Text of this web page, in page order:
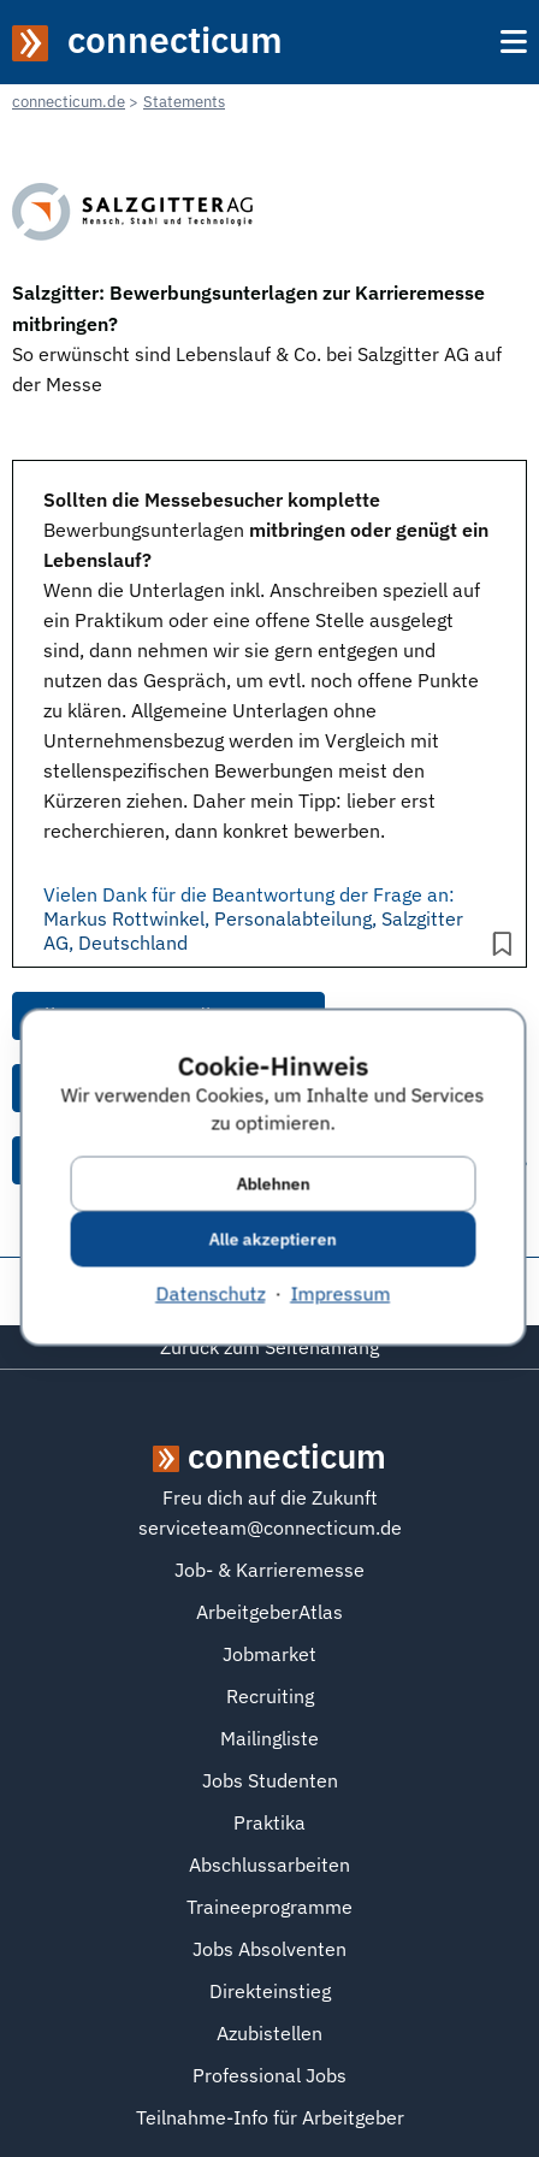
Cookie-Hinweis
Wir verwenden Cookies, um Inhalte und Services
zu optimieren.
Ablehnen
Alle akzeptieren
Datenschutz· Impressum
connecticum
connecticum.de Statements
Salzgitter: Bewerbungsunterlagen zur Karrieremesse
mitbringen?
So erwünscht sind Lebenslauf & Co. bei Salzgitter AG auf
der Messe
Sollten die Messebesucher komplette
Bewerbungsunterlagen mitbringen oder genügt ein
Lebenslauf?
Wenn die Unterlagen inkl. Anschreiben speziell auf
ein Praktikum oder eine offene Stelle ausgelegt
sind, dann nehmen wir sie gern entgegen und
nutzen das Gespräch, um evtl. noch offene Punkte
zu klären. Allgemeine Unterlagen ohne
Unternehmensbezug werden im Vergleich mit
stellenspezifischen Bewerbungen meist den
Kürzeren ziehen. Daher mein Tipp: lieber erst
recherchieren, dann konkret bewerben.
Vielen Dank für die Beantwortung der Frage an:
Markus Rottwinkel, Personalabteilung, Salzgitter
AG, Deutschland
Alle Anworten zu dieser Frage
Alle Anworten von diesem Unternehmen
Alle Themen & Expertentipps
Diese Seite teilen:
Zurück zum Seitenanfang
connecticum
Freu dich auf die Zukunft
serviceteam@connecticum.de
Job- & Karrieremesse
ArbeitgeberAtlas
Jobmarket
Recruiting
Mailingliste
Jobs Studenten
Praktika
Abschlussarbeiten
Traineeprogramme
Jobs Absolventen
Direkteinstieg
Azubistellen
Professional Jobs
Teilnahme-Info für Arbeitgeber